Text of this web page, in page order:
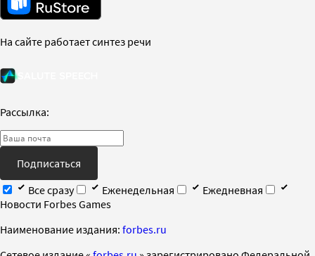
На сайте работает синтез речи
Рассылка:
Подписаться
Все сразу
Еженедельная
Ежедневная
Новости Forbes Games
Наименование издания: forbes.ru